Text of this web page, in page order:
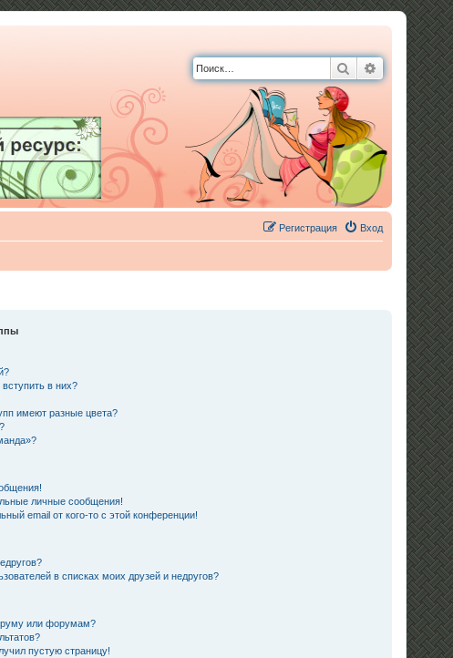
Поиск
Вход
Регистрация
в них?
имеют разные цвета?
личные сообщения!
email от кого-то с этой конференции!
в списках моих друзей и недругов?
или форумам?
пустую страницу!